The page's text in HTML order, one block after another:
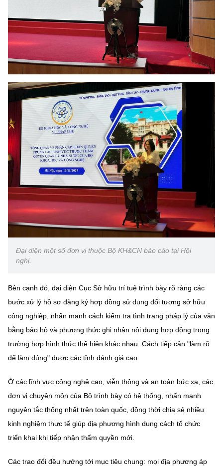
Đại diện một số đơn vị thuộc Bộ KH&CN báo cáo tại Hội
nghị.
Bên cạnh đó, đại diện Cục Sở hữu trí tuệ trình bày rõ ràng các
bước xử lý hồ sơ đăng ký hợp đồng sử dụng đối tượng sở hữu
công nghiệp, nhấn mạnh cách kiểm tra tình trạng pháp lý của văn
bằng bảo hộ và phương thức ghi nhận nội dung hợp đồng trong
trường hợp hình thức thể hiện khác nhau. Cách tiếp cận "làm rõ
để làm đúng" được các tỉnh đánh giá cao.
Ở các lĩnh vực công nghệ cao, viễn thông và an toàn bức xạ, các
đơn vị chuyên môn của Bộ trình bày có hệ thống, nhấn mạnh
nguyên tắc thống nhất trên toàn quốc, đồng thời chia sẻ nhiều
kinh nghiệm thực tế giúp địa phương hình dung cách tổ chức
triển khai khi tiếp nhận thẩm quyền mới.
Các trao đổi đều hướng tới mục tiêu chung: mọi địa phương áp